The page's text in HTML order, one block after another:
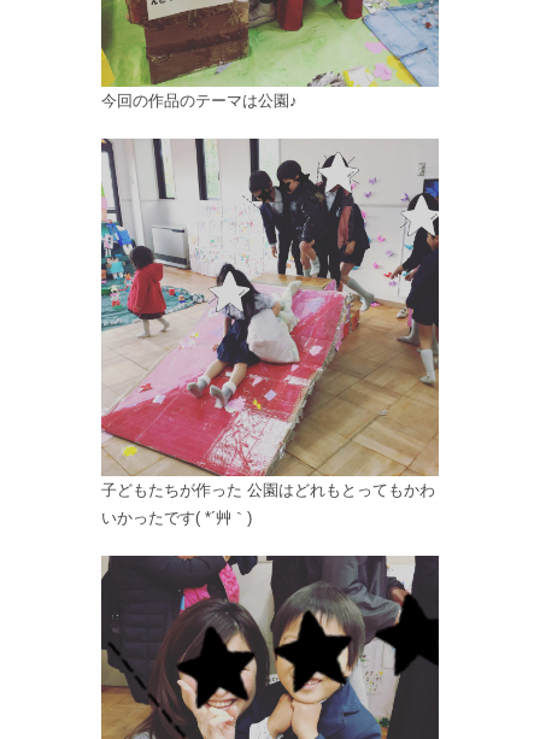
今回の作品のテーマは公園♪
子どもたちが作った 公園はどれもとってもかわ
いかったです( *´艸｀)